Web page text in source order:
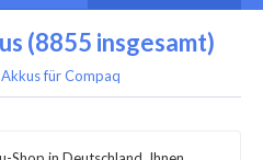
(8855 insgesamt)
Akkus für Compaq